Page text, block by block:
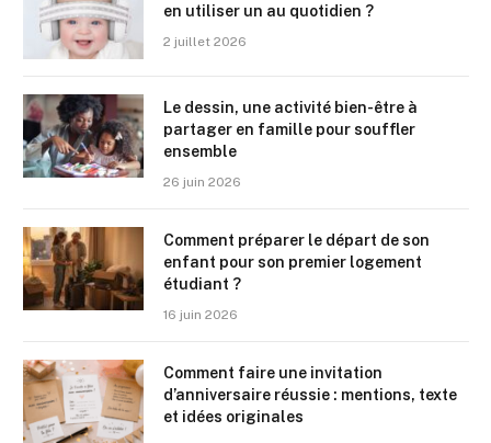
en utiliser un au quotidien ?
2 juillet 2026
Le dessin, une activité bien-être à
partager en famille pour souffler
ensemble
26 juin 2026
Comment préparer le départ de son
enfant pour son premier logement
étudiant ?
16 juin 2026
Comment faire une invitation
d’anniversaire réussie : mentions, texte
et idées originales